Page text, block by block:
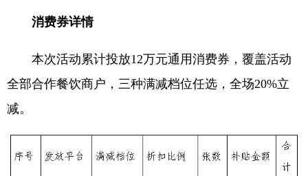
消费券详情
本次活动累计投放12万元通用消费券，覆盖活动
全部合作餐饮商户，三种满减档位任选，全场20%立
减。